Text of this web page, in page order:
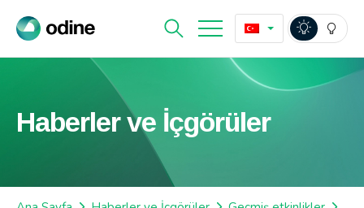
Haberler ve İçgörüler